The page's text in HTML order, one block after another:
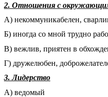
2. Отношения с
А) некоммуникабелен,
Б) иногда со мной трудно
В) вежлив, приятен в
Г) дружелюбен,
3. Лидерство
А) ведомый